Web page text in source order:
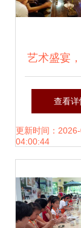
艺术盛宴
谈 组织文
流活动的深
查看详
更新时间：
04:00:44